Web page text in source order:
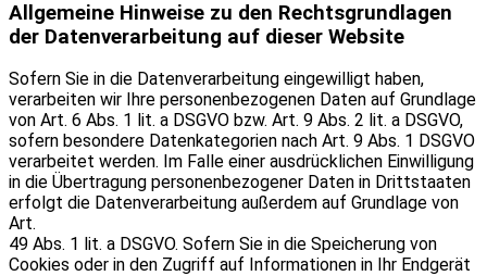
Allgemeine Hinweise zu den Rechtsgrundlagen
der Datenverarbeitung auf dieser Website
Sofern Sie in die Datenverarbeitung eingewilligt haben,
verarbeiten wir Ihre personenbezogenen Daten auf Grundlage
von Art. 6 Abs. 1 lit. a DSGVO bzw. Art. 9 Abs. 2 lit. a DSGVO,
sofern besondere Datenkategorien nach Art. 9 Abs. 1 DSGVO
verarbeitet werden. Im Falle einer ausdrücklichen Einwilligung
in die Übertragung personenbezogener Daten in Drittstaaten
erfolgt die Datenverarbeitung außerdem auf Grundlage von
Art.
49 Abs. 1 lit. a DSGVO. Sofern Sie in die Speicherung von
Cookies oder in den Zugriff auf Informationen in Ihr Endgerät